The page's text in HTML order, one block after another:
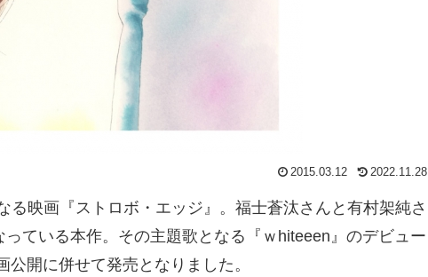
2015.03.12 2022.11.28
る映画『ストロボ・エッジ』。福士蒼汰さんと有村架純さ
ている本作。その主題歌となる『ｗhiteeen』のデビュー
開に併せて発売となりました。